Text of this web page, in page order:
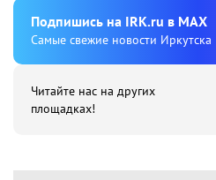
Подпишиcь на IRK.ru в MAX
Cамые свежие новости Иркутска
Читайте нас на других
площадках!